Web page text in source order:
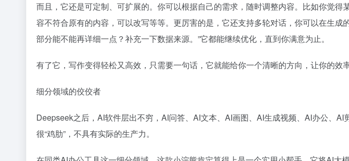
而且，它还是可定制、可扩展的。你可以根据自己的需求，随时调整内容。比如你觉得
容不符合原有的内容，可以改写等等。更厉害的是，它还支持多轮对话，你可以在生成
部分能不能再详细一点？补充一下数据来源。”它都能继续优化，直到你满意为止。
有了它，写作变得轻松又高效，只需要一句话，它就能给你一个清晰的方向，让你的效率
细分领域的佼佼者
Deepseek之后，AI软件层出不穷，AI问答、AI文本、AI画图、AI生成视频、AI办公、
很“鸡肋”，不具有实际的生产力。